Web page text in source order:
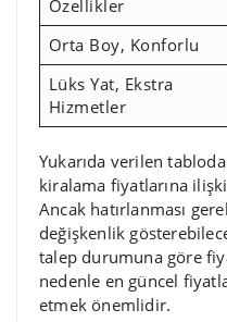
Özellikler
Orta Boy, Konforlu
Lüks Yat, Ekstra
Hizmetler
Yukarıda verilen
kiralama fiyatlarına
Ancak hatırlanması
değişkenlik
talep durumuna göre
nedenle en güncel
etmek önemlidir.